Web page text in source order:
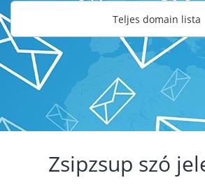
Teljes domain lista
Zsipzsup szó